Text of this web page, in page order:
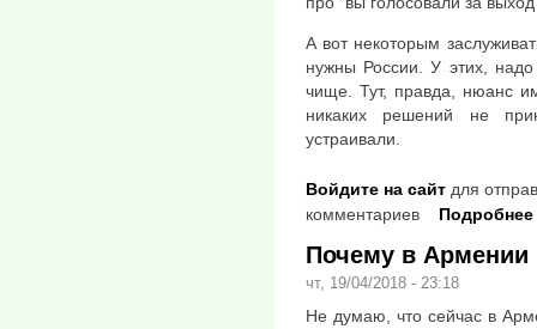
А вот некоторым
нужны России. У этих,
чище. Тут, правда, нюанс
никаких решений не
устраивали.
Войдите на сайт для
комментариев
Подробнее
Почему в Армении
чт, 19/04/2018 - 23:18
Не думаю, что сейчас в